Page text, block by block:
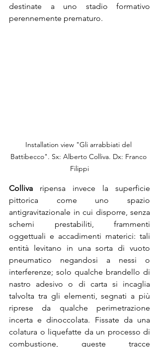
destinate a uno stadio formativo
perennemente prematuro.
Installation view "Gli arrabbiati del
Battibecco". Sx: Alberto Colliva. Dx: Franco
Filippi
Colliva ripensa invece la superficie
pittorica come uno spazio
antigravitazionale in cui disporre, senza
schemi prestabiliti, frammenti
oggettuali e accadimenti materici: tali
entità levitano in una sorta di vuoto
pneumatico negandosi a nessi o
interferenze; solo qualche brandello di
nastro adesivo o di carta si incaglia
talvolta tra gli elementi, segnati a più
riprese da qualche perimetrazione
incerta e dinoccolata. Fissate da una
colatura o liquefatte da un processo di
combustione, queste tracce